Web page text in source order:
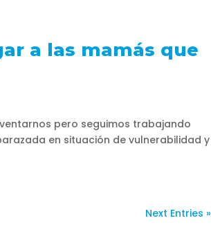
a las mamás que
pero seguimos trabajando
en situación de vulnerabilidad y
Next Entries »